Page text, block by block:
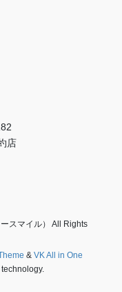
店
スマイル） All Rights
& VK All in One
technology.